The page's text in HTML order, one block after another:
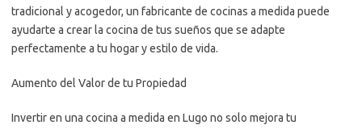
tradicional y acogedor, un fabricante de cocinas a medida puede
ayudarte a crear la cocina de tus sueños que se adapte
perfectamente a tu hogar y estilo de vida.
Aumento del Valor de tu Propiedad
Invertir en una cocina a medida en Lugo no solo mejora tu